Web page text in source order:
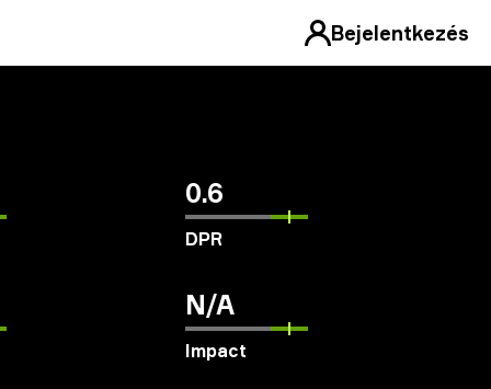
Bejelentkezés
0.6
DPR
N/A
Impact